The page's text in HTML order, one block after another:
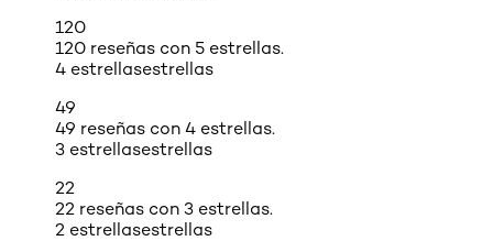
120
120 reseñas con 5 estrellas.
4 estrellasestrellas
49
49 reseñas con 4 estrellas.
3 estrellasestrellas
22
22 reseñas con 3 estrellas.
2 estrellasestrellas